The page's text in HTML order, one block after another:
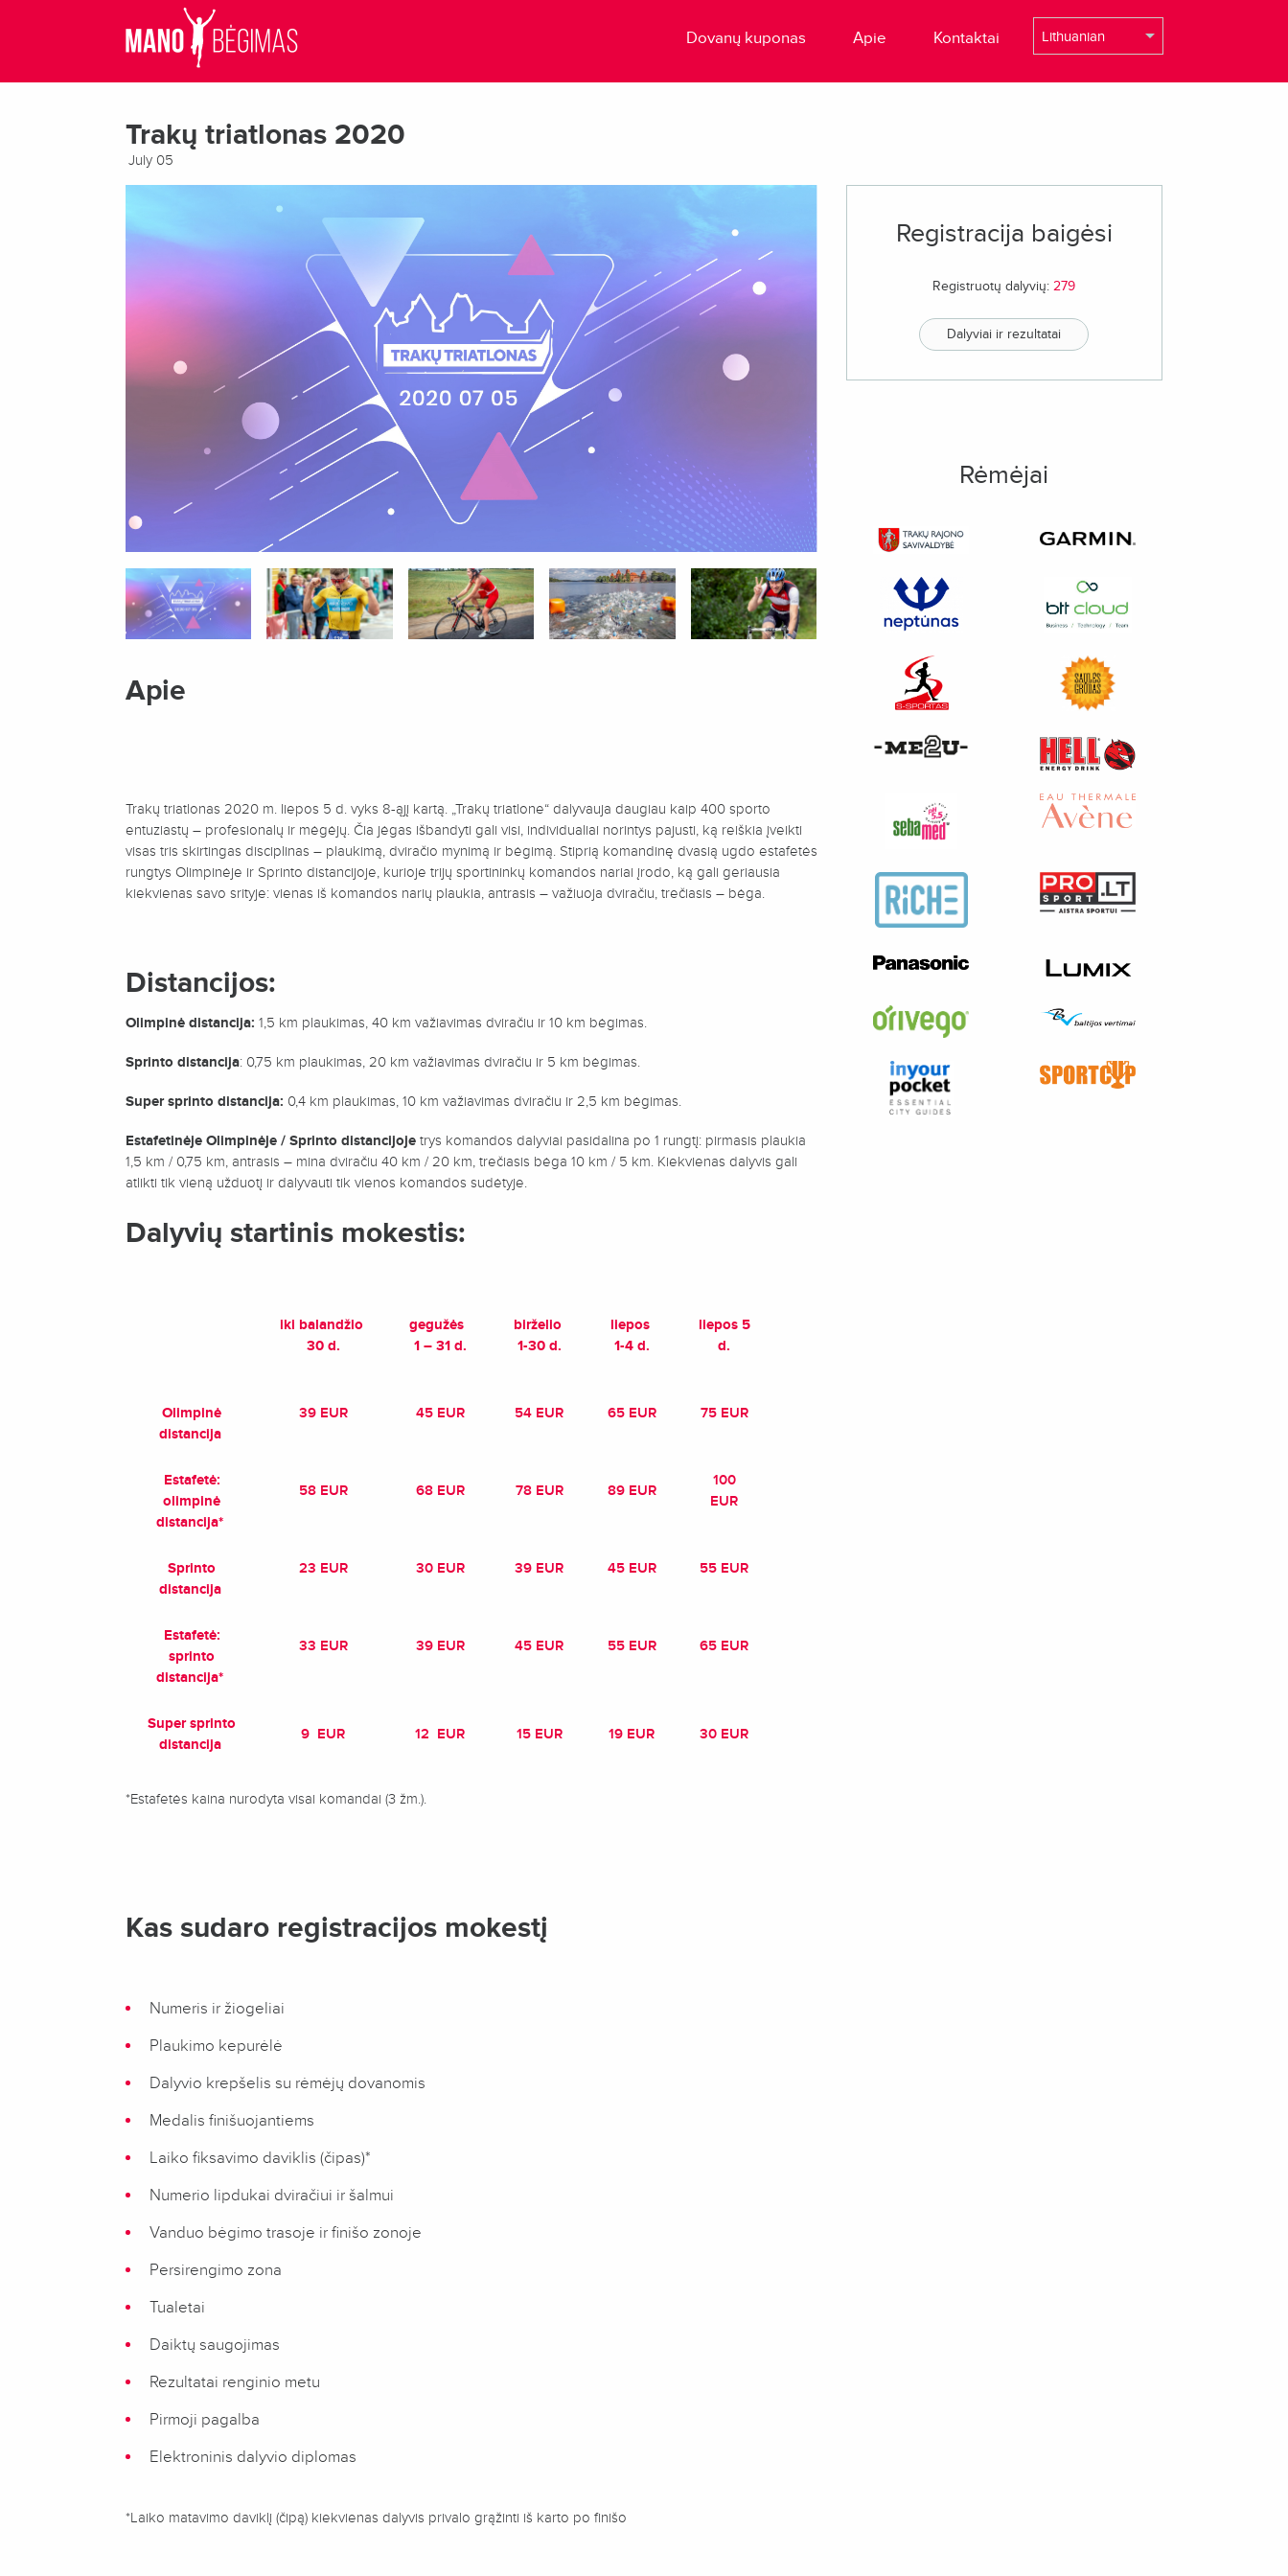
Dovanų kuponas Apie Kontaktai
Trakų triatlonas 2020
July 05
Apie
Trakų triatlonas 2020 m. liepos 5 d. vyks 8-ąjį kartą. „Trakų triatlone“ dalyvauja daugiau kaip 400 sporto
entuziastų – profesionalų ir mėgėjų. Čia jėgas išbandyti gali visi, individualiai norintys pajusti, ką reiškia įveikti
visas tris skirtingas disciplinas – plaukimą, dviračio mynimą ir bėgimą. Stiprią komandinę dvasią ugdo estafetės
rungtys Olimpinėje ir Sprinto distancijoje, kurioje trijų sportininkų komandos nariai įrodo, ką gali geriausia
kiekvienas savo srityje: vienas iš komandos narių plaukia, antrasis – važiuoja dviračiu, trečiasis – bėga.
Distancijos:
Olimpinė distancija: 1,5 km plaukimas, 40 km važiavimas dviračiu ir 10 km bėgimas.
Sprinto distancija: 0,75 km plaukimas, 20 km važiavimas dviračiu ir 5 km bėgimas.
Super sprinto distancija: 0,4 km plaukimas, 10 km važiavimas dviračiu ir 2,5 km bėgimas.
Estafetinėje Olimpinėje / Sprinto distancijojetrys komandos dalyviai pasidalina po 1 rungtį: pirmasis plaukia
1,5 km / 0,75 km, antrasis – mina dviračiu 40 km / 20 km, trečiasis bėga 10 km / 5 km. Kiekvienas dalyvis gali
atlikti tik vieną užduotį ir dalyvauti tik vienos komandos sudėtyje.
Dalyvių startinis mokestis:
iki balandžio
30 d.
gegužės
1 – 31 d.
birželio
1-30 d.
liepos
1-4 d.
liepos 5
d.
Olimpinė
distancija
39 EUR 45 EUR 54 EUR 65 EUR 75 EUR
Estafetė:
olimpinė
distancija*
58 EUR 68 EUR 78 EUR 89 EUR
100
EUR
Sprinto
distancija
23 EUR 30 EUR 39 EUR 45 EUR 55 EUR
Estafetė:
sprinto
distancija*
33 EUR 39 EUR 45 EUR 55 EUR 65 EUR
Super sprinto
distancija
9 EUR 12 EUR 15 EUR 19 EUR 30 EUR
*Estafetės kaina nurodyta visai komandai (3 žm.).
Kas sudaro registracijos mokestį
Numeris ir žiogeliai
Plaukimo kepurėlė
Dalyvio krepšelis su rėmėjų dovanomis
Medalis finišuojantiems
Laiko fiksavimo daviklis (čipas)*
Numerio lipdukai dviračiui ir šalmui
Vanduo bėgimo trasoje ir finišo zonoje
Persirengimo zona
Tualetai
Daiktų saugojimas
Rezultatai renginio metu
Pirmoji pagalba
Elektroninis dalyvio diplomas
*Laiko matavimo daviklį (čipą) kiekvienas dalyvis privalo grąžinti iš karto po finišo
Registracija baigėsi
Registruotų dalyvių:279
Dalyviai ir rezultatai
Rėmėjai